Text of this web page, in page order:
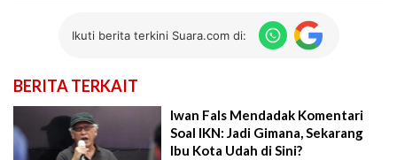
Ikuti berita terkini Suara.com di:
BERITA TERKAIT
Iwan Fals Mendadak Komentari
Soal IKN: Jadi Gimana, Sekarang
Ibu Kota Udah di Sini?